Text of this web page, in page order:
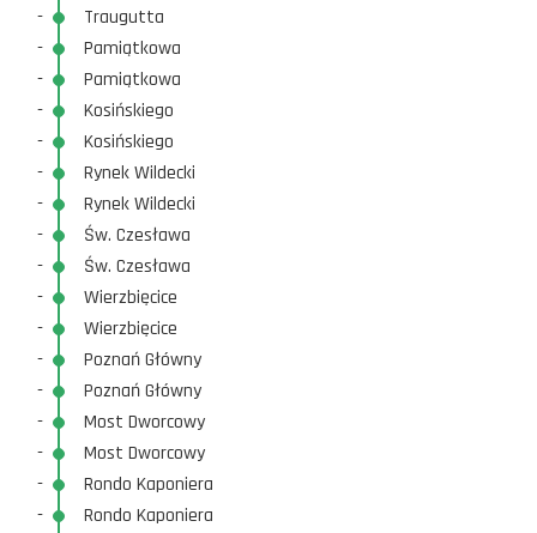
-
Traugutta
-
Pamiątkowa
-
Pamiątkowa
-
Kosińskiego
-
Kosińskiego
-
Rynek Wildecki
-
Rynek Wildecki
-
Św. Czesława
-
Św. Czesława
-
Wierzbięcice
-
Wierzbięcice
-
Poznań Główny
-
Poznań Główny
-
Most Dworcowy
-
Most Dworcowy
-
Rondo Kaponiera
-
Rondo Kaponiera